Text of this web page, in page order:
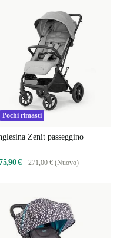
Pochi rimasti
Zenit passeggino
€ 271,00 € (Nuovo)